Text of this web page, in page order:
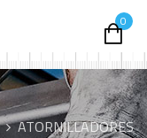
0
ATORNILLADORES